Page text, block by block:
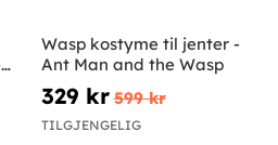
Wasp kostyme til jenter -
Ant Man and the Wasp
329 kr 599 kr
TILGJENGELIG